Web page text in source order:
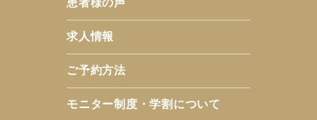
患者様の声
求人情報
ご予約方法
モニター制度・学割について